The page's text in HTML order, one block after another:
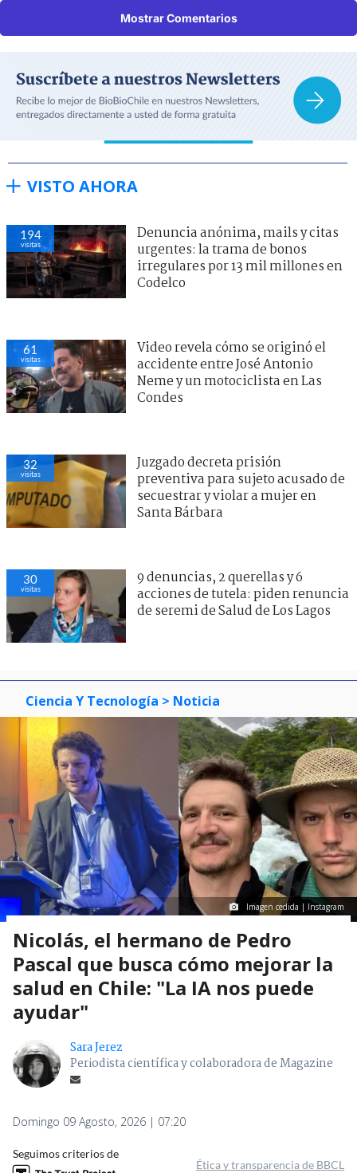
Mostrar Comentarios
VISTO AHORA
194
visitas
Denuncia anónima, mails y citas
urgentes: la trama de bonos
irregulares por 13 mil millones en
Codelco
61
visitas
Video revela cómo se originó el
accidente entre José Antonio
Neme y un motociclista en Las
Condes
32
visitas
Juzgado decreta prisión
preventiva para sujeto acusado de
secuestrar y violar a mujer en
Santa Bárbara
30
visitas
9 denuncias, 2 querellas y 6
acciones de tutela: piden renuncia
de seremi de Salud de Los Lagos
Ciencia Y Tecnología > Noticia
Imagen cedida | Instagram
Nicolás, el hermano de Pedro
Pascal que busca cómo mejorar la
salud en Chile: "La IA nos puede
ayudar"
Sara Jerez
Periodista científica y colaboradora de Magazine
Domingo 09 Agosto, 2026 | 07:20
Seguimos criterios de
Ética y transparencia de BBCL